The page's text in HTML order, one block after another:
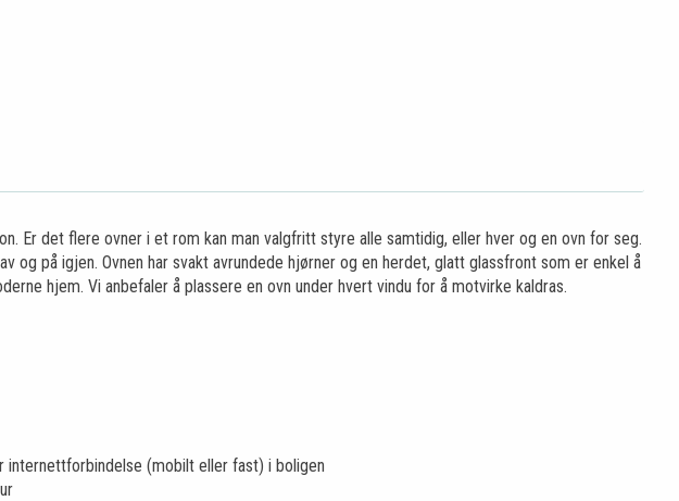
Er det flere ovner i et rom kan man valgfritt styre alle samtidig, eller hver og en ovn for seg.
og på igjen. Ovnen har svakt avrundede hjørner og en herdet, glatt glassfront som er enkel å
hjem. Vi anbefaler å plassere en ovn under hvert vindu for å motvirke kaldras.
internettforbindelse (mobilt eller fast) i boligen